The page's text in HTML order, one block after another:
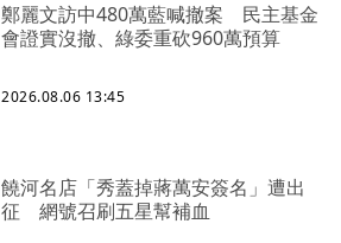
鄭麗文訪中480萬藍喊撤案 民主基金
會證實沒撤、綠委重砍960萬預算
2026.08.06 13:45
饒河名店「秀蓋掉蔣萬安簽名」遭出
征 網號召刷五星幫補血